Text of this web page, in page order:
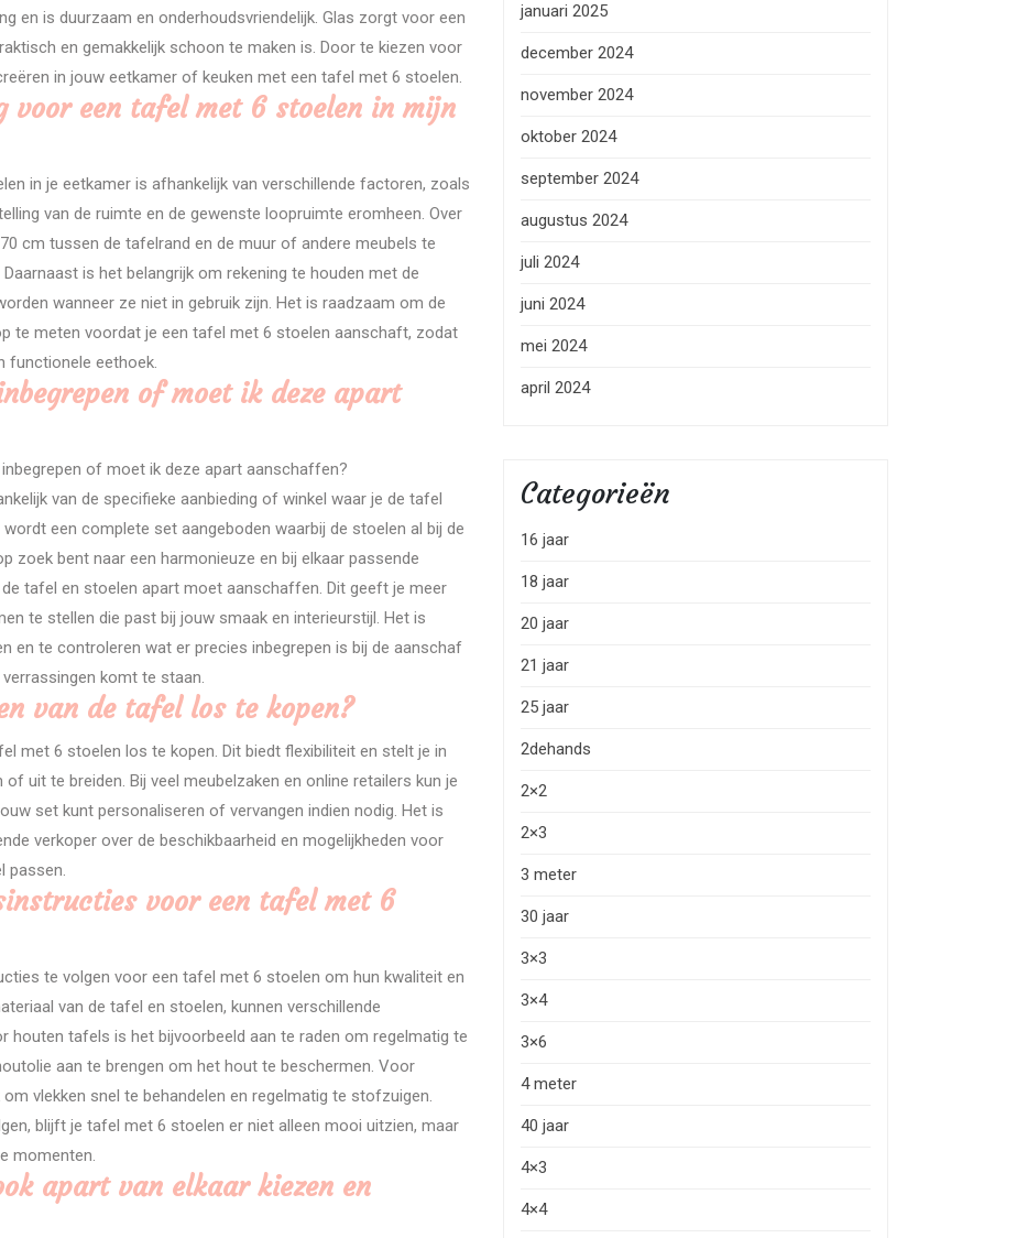
en is duurzaam en onderhoudsvriendelijk. Glas zorgt voor een
en gemakkelijk schoon te maken is. Door te kiezen voor
in jouw eetkamer of keuken met een tafel met 6 stoelen.
voor een tafel met 6 stoelen in mijn
in je eetkamer is afhankelijk van verschillende factoren, zoals
van de ruimte en de gewenste loopruimte eromheen. Over
cm tussen de tafelrand en de muur of andere meubels te
is het belangrijk om rekening te houden met de
wanneer ze niet in gebruik zijn. Het is raadzaam om de
te meten voordat je een tafel met 6 stoelen aanschaft, zodat
functionele eethoek.
of moet ik deze apart
of moet ik deze apart aanschaffen?
van de specifieke aanbieding of winkel waar je de tafel
een complete set aangeboden waarbij de stoelen al bij de
zoek bent naar een harmonieuze en bij elkaar passende
tafel en stoelen apart moet aanschaffen. Dit geeft je meer
te stellen die past bij jouw smaak en interieurstijl. Het is
en te controleren wat er precies inbegrepen is bij de aanschaf
komt te staan.
van de tafel los te kopen?
met 6 stoelen los te kopen. Dit biedt flexibiliteit en stelt je in
uit te breiden. Bij veel meubelzaken en online retailers kun je
set kunt personaliseren of vervangen indien nodig. Het is
verkoper over de beschikbaarheid en mogelijkheden voor
passen.
voor een tafel met 6
te volgen voor een tafel met 6 stoelen om hun kwaliteit en
van de tafel en stoelen, kunnen verschillende
houten tafels is het bijvoorbeeld aan te raden om regelmatig te
aan te brengen om het hout te beschermen. Voor
vlekken snel te behandelen en regelmatig te stofzuigen.
blijft je tafel met 6 stoelen er niet alleen mooi uitzien, maar
momenten.
apart van elkaar kiezen en
januari 2025
december 2024
november 2024
oktober 2024
september 2024
augustus 2024
juli 2024
juni 2024
mei 2024
april 2024
Categorieën
16 jaar
18 jaar
20 jaar
21 jaar
25 jaar
2dehands
2×2
2×3
3 meter
30 jaar
3×3
3×4
3×6
4 meter
40 jaar
4×3
4×4